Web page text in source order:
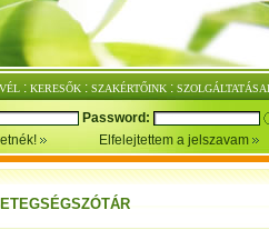
: KERESŐK : SZAKÉRTŐINK :
Password:
Elfelejtettem a jelszavam